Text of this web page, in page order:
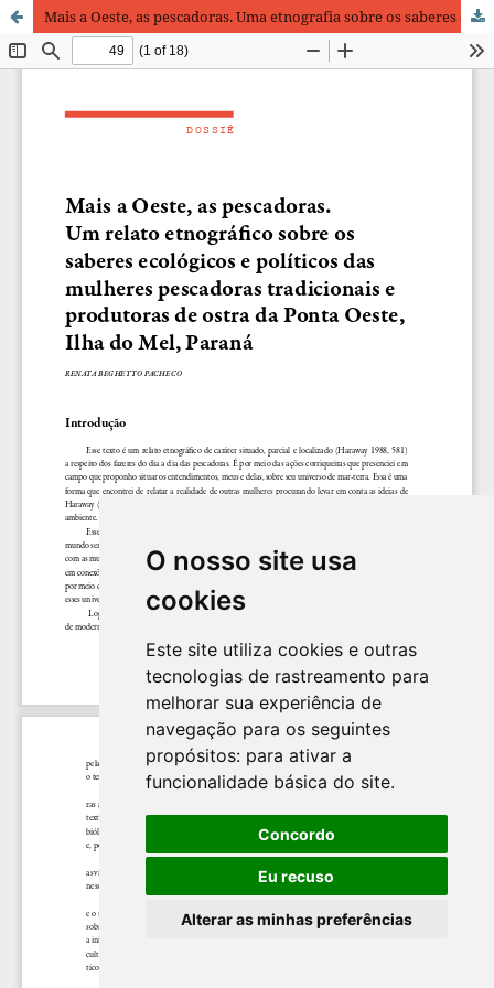
O nosso site usa
cookies
Este site utiliza cookies e outras
tecnologias de rastreamento para
melhorar sua experiência de
navegação para os seguintes
propósitos: para ativar a
funcionalidade básica do site.
Concordo
Eu recuso
Alterar as minhas preferências
Mais a Oeste, as pescadoras. Uma etnografia sobre os saberes ecológicos e políticos das mulheres pescadoras tradicionais e produtoras de ostra da Ponta Oeste, Ilha do Mel, Paraná.